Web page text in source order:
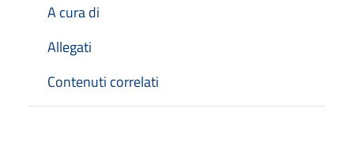
A cura di
Allegati
Contenuti correlati